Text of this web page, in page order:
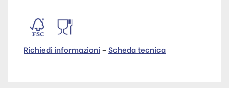
Richiedi informazioni – Scheda tecnica